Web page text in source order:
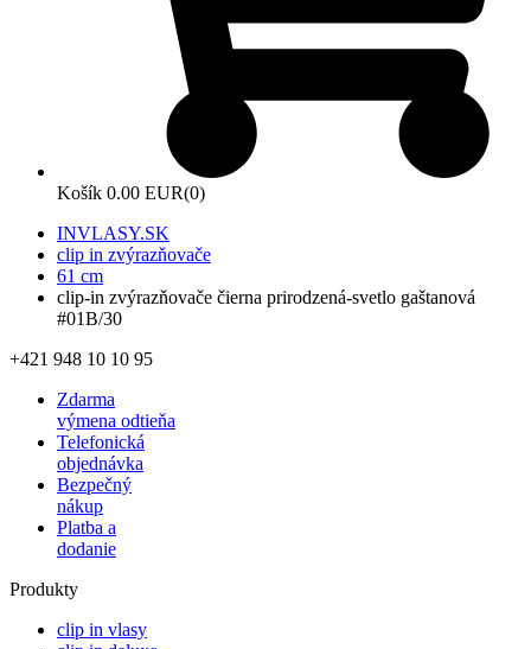
Košík 0.00 EUR(0)
INVLASY.SK
clip in zvýrazňovače
61 cm
clip-in zvýrazňovače čierna prirodzená-svetlo gaštanová
#01B/30
+421 948 10 10 95
Zdarma
výmena odtieňa
Telefonická
objednávka
Bezpečný
nákup
Platba a
dodanie
Produkty
clip in vlasy